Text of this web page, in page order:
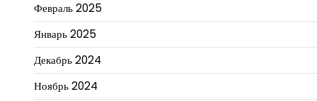
Февраль 2025
Январь 2025
Декабрь 2024
Ноябрь 2024